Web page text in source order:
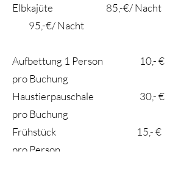
Elbkajüte 85,-€/ Nacht
95,-€/ Nacht
Aufbettung 1 Person 10,- €
pro Buchung
Haustierpauschale 30,- €
pro Buchung
Frühstück 15,- €
pro Person